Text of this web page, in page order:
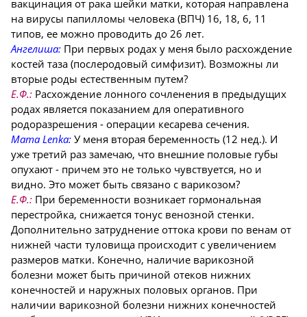
вакцинация от рака шейки матки, которая направлена
на вирусы папилломы человека (ВПЧ) 16, 18, 6, 11
типов, ее можно проводить до 26 лет.
Ангелиша: При первых родах у меня было расхождение
костей таза (послеродовый симфизит). Возможны ли
вторые роды естественным путем?
Е.Ф.: Расхождение лонного сочленения в предыдущих
родах является показанием для оперативного
родоразрешения - операции кесарева сечения.
Mama Lenka: У меня вторая беременность (12 нед.). И
уже третий раз замечаю, что внешние половые губы
опухают - причем это не только чувствуется, но и
видно. Это может быть связано с варикозом?
Е.Ф.: При беременности возникает гормональная
перестройка, снижается тонус венозной стенки.
Дополнительно затруднение оттока крови по венам от
нижней части туловища происходит с увеличением
размеров матки. Конечно, наличие варикозной
болезни может быть причиной отеков нижних
конечностей и наружных половых органов. При
наличии варикозной болезни нижних конечностей